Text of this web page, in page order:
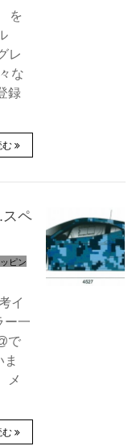
を
レ
な
録
む
ペ
ピン
イ
一
で
メ
む